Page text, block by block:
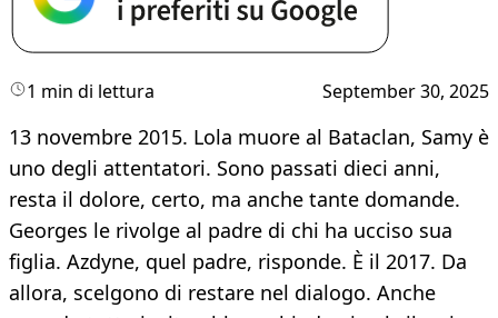
1 min di lettura September 30, 2025
13 novembre 2015. Lola muore al Bataclan, Samy è
uno degli attentatori. Sono passati dieci anni,
resta il dolore, certo, ma anche tante domande.
Georges le rivolge al padre di chi ha ucciso sua
figlia. Azdyne, quel padre, risponde. È il 2017. Da
allora, scelgono di restare nel dialogo. Anche